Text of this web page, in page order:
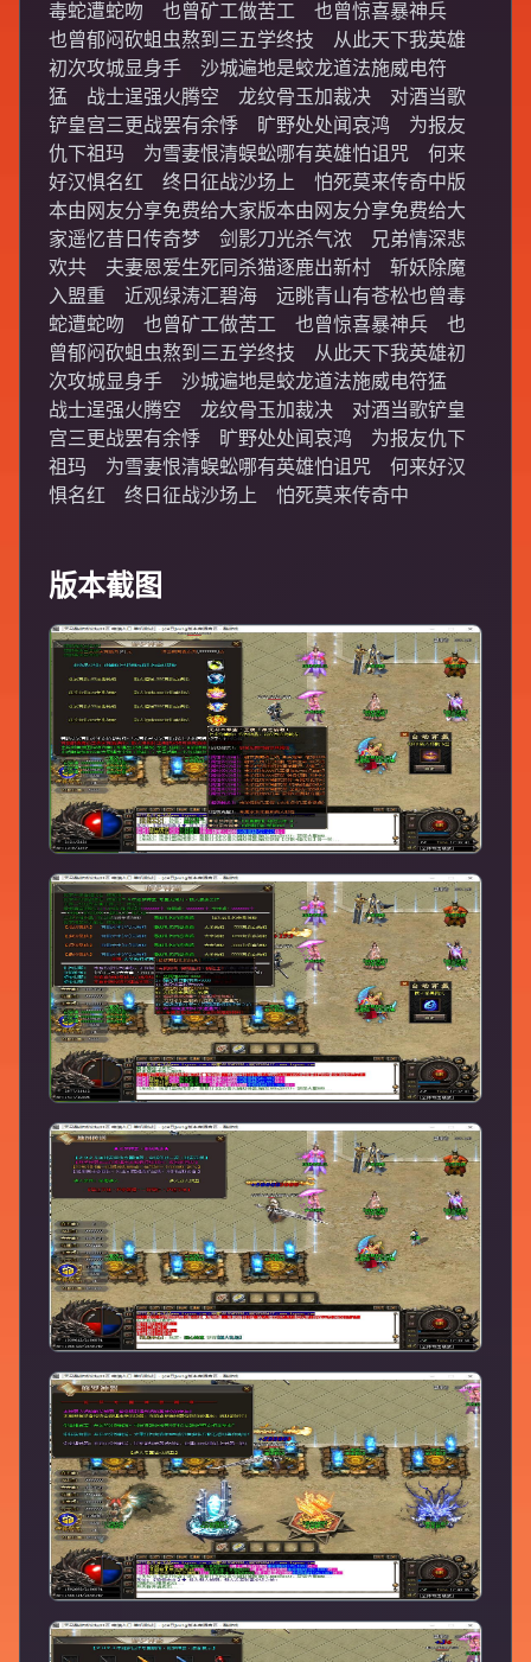
毒蛇遭蛇吻 也曾矿工做苦工 也曾惊喜暴神兵
也曾郁闷砍蛆虫熬到三五学终技 从此天下我英雄
初次攻城显身手 沙城遍地是蛟龙道法施威电符
猛 战士逞强火腾空 龙纹骨玉加裁决 对酒当歌
铲皇宫三更战罢有余悸 旷野处处闻哀鸿 为报友
仇下祖玛 为雪妻恨清蜈蚣哪有英雄怕诅咒 何来
好汉惧名红 终日征战沙场上 怕死莫来传奇中版
本由网友分享免费给大家版本由网友分享免费给大
家遥忆昔日传奇梦 剑影刀光杀气浓 兄弟情深悲
欢共 夫妻恩爱生死同杀猫逐鹿出新村 斩妖除魔
入盟重 近观绿涛汇碧海 远眺青山有苍松也曾毒
蛇遭蛇吻 也曾矿工做苦工 也曾惊喜暴神兵 也
曾郁闷砍蛆虫熬到三五学终技 从此天下我英雄初
次攻城显身手 沙城遍地是蛟龙道法施威电符猛
战士逞强火腾空 龙纹骨玉加裁决 对酒当歌铲皇
宫三更战罢有余悸 旷野处处闻哀鸿 为报友仇下
祖玛 为雪妻恨清蜈蚣哪有英雄怕诅咒 何来好汉
惧名红 终日征战沙场上 怕死莫来传奇中
版本截图